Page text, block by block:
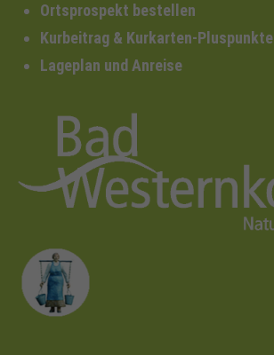
Ortsprospekt bestellen
Kurbeitrag & Kurkarten-Pluspunkte
Lageplan und Anreise